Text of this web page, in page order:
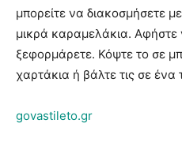
μπορείτε να διακοσμήσετε
μικρά καραμελάκια.
ξεφορμάρετε. Κόψτε το σε
χαρτάκια ή βάλτε τις σε ένα
govastileto.gr